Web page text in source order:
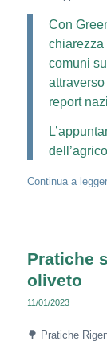
Con
chiarezza
comuni
report
Continua a
Pratiche
oliveto
11/01/2023
🌳 Pratiche